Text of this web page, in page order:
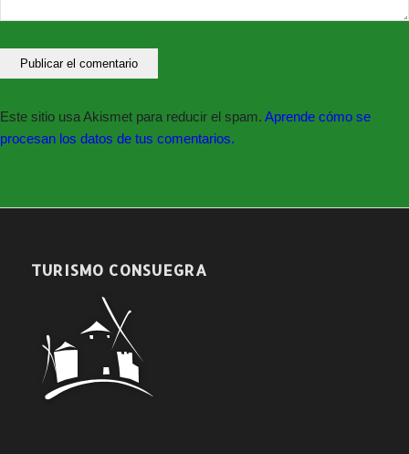
Este sitio usa Akismet para reducir el spam. Aprende cómo se
procesan los datos de tus comentarios.
TURISMO CONSUEGRA